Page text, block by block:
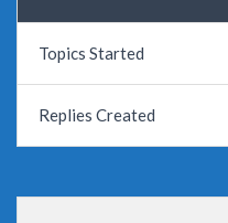
Topics Started
Replies Created